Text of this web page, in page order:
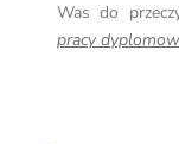
Was do
pracy